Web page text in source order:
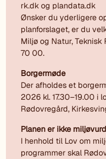
rk.dk og plandata.dk
Ønsker du yderligere
planforslaget, er du
Miljø og Natur,
70 00.
Borgermøde
Der afholdes et
2026 kl. 17.30–19.00 i
Rødovregård,
Planen er ikke
I henhold til Lov om
programmer skal